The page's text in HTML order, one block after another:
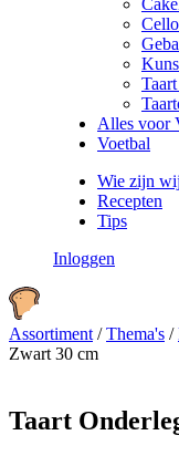
Alles voor
Voetbal
Wie zijn
Recepten
Tips
Inloggen
Assortiment /Thema's /
Zwart 30 cm
Taart